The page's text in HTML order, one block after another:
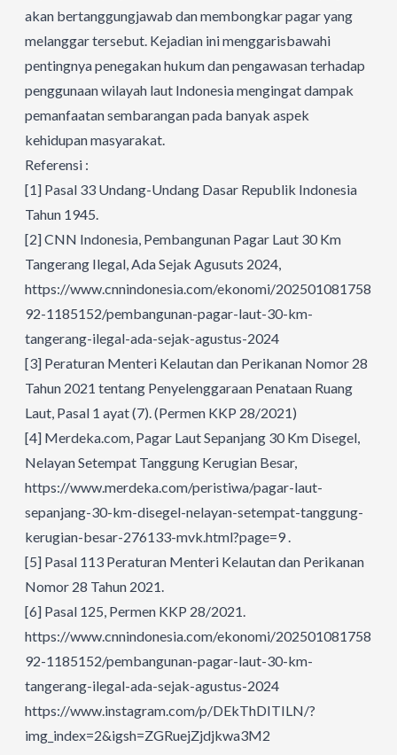
akan bertanggungjawab dan membongkar pagar yang
melanggar tersebut. Kejadian ini menggarisbawahi
pentingnya penegakan hukum dan pengawasan terhadap
penggunaan wilayah laut Indonesia mengingat dampak
pemanfaatan sembarangan pada banyak aspek
kehidupan masyarakat.
Referensi :
[1] Pasal 33 Undang-Undang Dasar Republik Indonesia
Tahun 1945.
[2]CNN Indonesia, Pembangunan Pagar Laut 30 Km
Tangerang Ilegal, Ada Sejak Agusuts 2024,
https://www.cnnindonesia.com/ekonomi/20250108175859-
92-1185152/pembangunan-pagar-laut-30-km-
tangerang-ilegal-ada-sejak-agustus-2024
[3] Peraturan Menteri Kelautan dan Perikanan Nomor 28
Tahun 2021 tentang Penyelenggaraan Penataan Ruang
Laut, Pasal 1 ayat (7). (Permen KKP 28/2021)
[4] Merdeka.com, Pagar Laut Sepanjang 30 Km Disegel,
Nelayan Setempat Tanggung Kerugian Besar,
https://www.merdeka.com/peristiwa/pagar-laut-
sepanjang-30-km-disegel-nelayan-setempat-tanggung-
kerugian-besar-276133-mvk.html?page=9.
[5] Pasal 113 Peraturan Menteri Kelautan dan Perikanan
Nomor 28 Tahun 2021.
[6] Pasal 125, Permen KKP 28/2021.
https://www.cnnindonesia.com/ekonomi/20250108175859-
92-1185152/pembangunan-pagar-laut-30-km-
tangerang-ilegal-ada-sejak-agustus-2024
https://www.instagram.com/p/DEkThDITILN/?
img_index=2&igsh=ZGRuejZjdjkwa3M2